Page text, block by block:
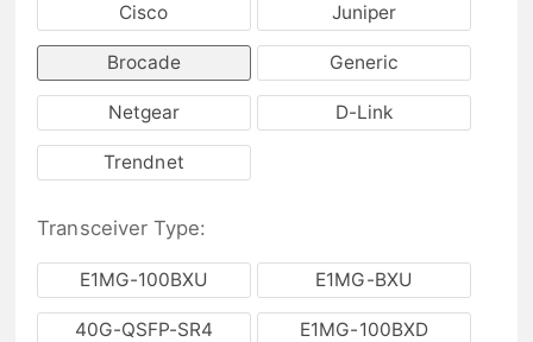
Cisco Juniper
Brocade Generic
Netgear D-Link
Trendnet
Transceiver Type:
E1MG-100BXU E1MG-BXU
40G-QSFP-SR4 E1MG-100BXD